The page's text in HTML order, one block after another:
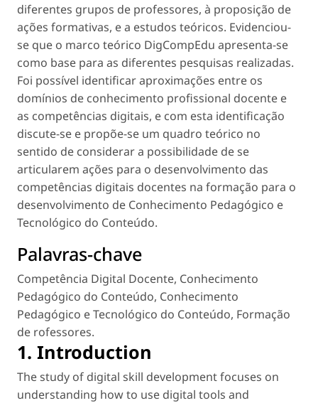
diferentes grupos de professores, à proposição de
ações formativas, e a estudos teóricos. Evidenciou-
se que o marco teórico DigCompEdu apresenta-se
como base para as diferentes pesquisas realizadas.
Foi possível identificar aproximações entre os
domínios de conhecimento profissional docente e
as competências digitais, e com esta identificação
discute-se e propõe-se um quadro teórico no
sentido de considerar a possibilidade de se
articularem ações para o desenvolvimento das
competências digitais docentes na formação para o
desenvolvimento de Conhecimento Pedagógico e
Tecnológico do Conteúdo.
Palavras-chave
Competência Digital Docente, Conhecimento
Pedagógico do Conteúdo, Conhecimento
Pedagógico e Tecnológico do Conteúdo, Formação
de rofessores.
1. Introduction
The study of digital skill development focuses on
understanding how to use digital tools and